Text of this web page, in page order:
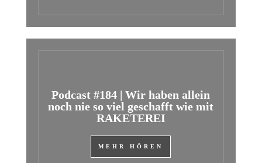
Podcast #184 | Wir haben allein
noch nie so viel geschafft wie mit
RAKETEREI
MEHR HÖREN